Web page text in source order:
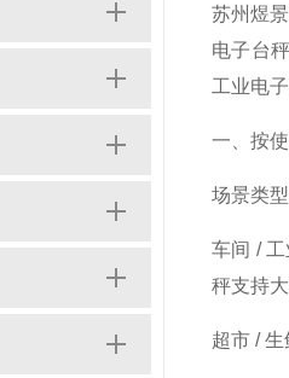
苏州煜
电子台
工业电
一、按
场景类型
车间 /
秤支持
超市 /